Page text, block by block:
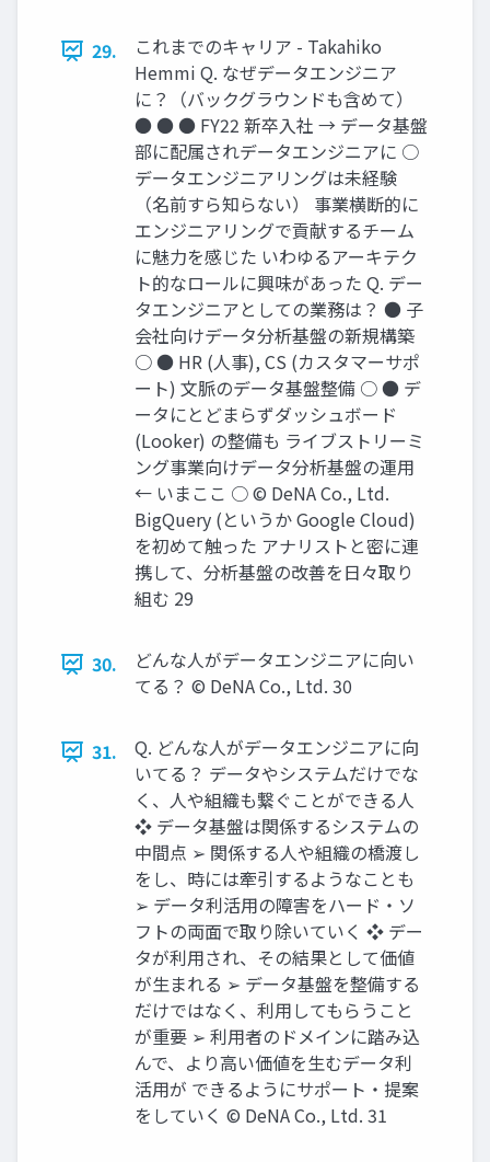
29.
これまでのキャリア - Takahiko
Hemmi Q. なぜデータエンジニア
に？（バックグラウンドも含めて）
● ● ● FY22 新卒⼊社 → データ基盤
部に配属されデータエンジニアに ○
データエンジニアリングは未経験
（名前すら知らない） 事業横断的に
エンジニアリングで貢献するチーム
に魅⼒を感じた いわゆるアーキテク
ト的なロールに興味があった Q. デー
タエンジニアとしての業務は？ ● ⼦
会社向けデータ分析基盤の新規構築
○ ● HR (⼈事), CS (カスタマーサポ
ート) ⽂脈のデータ基盤整備 ○ ● デ
ータにとどまらずダッシュボード
(Looker) の整備も ライブストリーミ
ング事業向けデータ分析基盤の運⽤
← いまここ ○ © DeNA Co., Ltd.
BigQuery (というか Google Cloud)
を初めて触った アナリストと密に連
携して、分析基盤の改善を⽇々取り
組む 29
30.
どんな⼈がデータエンジニアに向い
てる？ © DeNA Co., Ltd. 30
31.
Q. どんな⼈がデータエンジニアに向
いてる？ データやシステムだけでな
く、⼈や組織も繋ぐことができる⼈
❖ データ基盤は関係するシステムの
中間点 ➢ 関係する⼈や組織の橋渡し
をし、時には牽引するようなことも
➢ データ利活⽤の障害をハード‧ソ
フトの両⾯で取り除いていく ❖ デー
タが利⽤され、その結果として価値
が⽣まれる ➢ データ基盤を整備する
だけではなく、利⽤してもらうこと
が重要 ➢ 利⽤者のドメインに踏み込
んで、より⾼い価値を⽣むデータ利
活⽤が できるようにサポート‧提案
をしていく © DeNA Co., Ltd. 31